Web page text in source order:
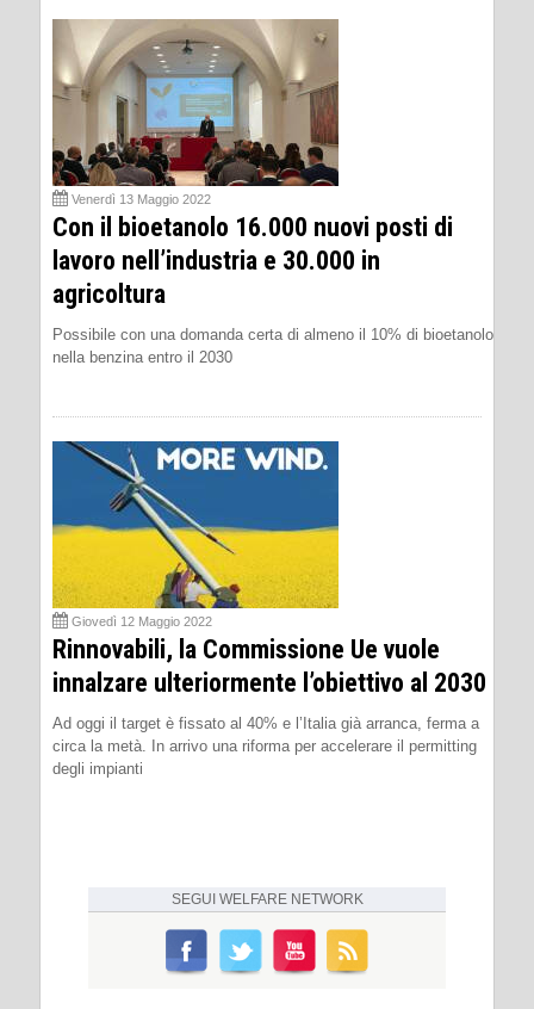
Venerdì 13 Maggio 2022
Con il bioetanolo 16.000 nuovi posti di
lavoro nell’industria e 30.000 in
agricoltura
Possibile con una domanda certa di almeno il 10% di bioetanolo
nella benzina entro il 2030
Giovedì 12 Maggio 2022
Rinnovabili, la Commissione Ue vuole
innalzare ulteriormente l’obiettivo al 2030
Ad oggi il target è fissato al 40% e l’Italia già arranca, ferma a
circa la metà. In arrivo una riforma per accelerare il permitting
degli impianti
SEGUI WELFARE NETWORK